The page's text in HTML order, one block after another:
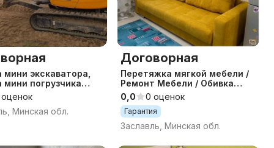
мини экскаватора,
мини погрузчика
свай, канализация
Минская обл.
Договорная
Перетяжка мягкой мебели /
Ремонт Мебели / Обивка
Мебели / Реставрация
Мебели / Диван / Кровать
0,0 0 оценок
Гарантия
Заславль, Минская обл.